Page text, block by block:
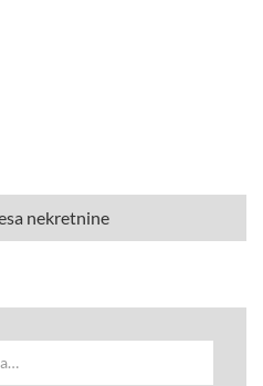
nekretnine